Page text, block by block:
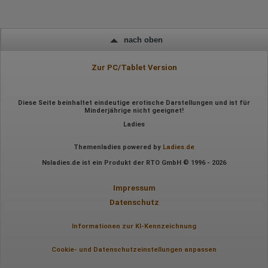
nach oben
Zur PC/Tablet Version
Diese Seite beinhaltet eindeutige erotische Darstellungen und ist für
Minderjährige nicht geeignet!
Ladies
Themenladies powered by Ladies.de
Nsladies.de ist ein Produkt der RTO GmbH © 1996 - 2026
Impressum
Datenschutz
Informationen zur KI-Kennzeichnung
Cookie- und Datenschutzeinstellungen anpassen